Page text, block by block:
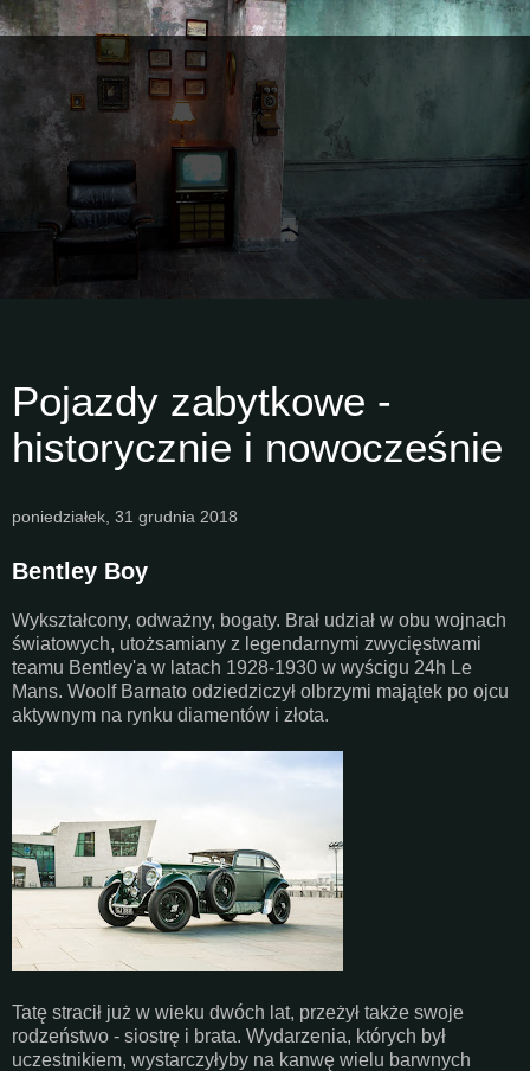
Pojazdy zabytkowe -
historycznie i nowocześnie
poniedziałek, 31 grudnia 2018
Bentley Boy
Wykształcony, odważny, bogaty. Brał udział w obu wojnach
światowych, utożsamiany z legendarnymi zwycięstwami
teamu Bentley'a w latach 1928-1930 w wyścigu 24h Le
Mans. Woolf Barnato odziedziczył olbrzymi majątek po ojcu
aktywnym na rynku diamentów i złota.
Tatę stracił już w wieku dwóch lat, przeżył także swoje
rodzeństwo - siostrę i brata. Wydarzenia, których był
uczestnikiem, wystarczyłyby na kanwę wielu barwnych